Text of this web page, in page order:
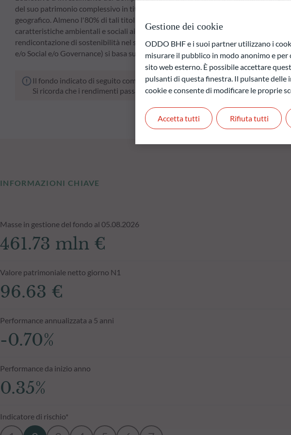
del suo patrimonio complessivo in titoli di debito emessi da società pubbliche o
geografico. Almeno l'80% di tali titoli di debito è denominato in euro. Il Fondo è un
caratteristiche ambientali e sociali ai sensi dell'articolo 8 (1) del regolamento (UE)
rendicontazione di sostenibilità nel settore dei servizi finanziari (il "regolamento
e/o Social e/o Governance) si basa sul modello proprietario di ODDO BHF AM.
Il fondo indicato di seguito comporta un rischio di perdita di capitale.
Si ricorda che i rendimenti passati non sono indicativi di quelli futuri e
INFORMAZIONI CHIAVE
Masse in gestione del fondo al 05.08.2026
461.73 mln €
Valore patrimoniale netto giorno N1
96.63 €
Performance annualizzata a 5 anni
-0.70%
Performance da inizio anno
0.35%
Indicatore di rischio*
Gestione dei cookie
ODDO BHF e i suoi partner utilizzano i
misurare il pubblico in modo anonimo e
sito web esterno. È possibile accettare
pulsanti di questa finestra. Il pulsante
cookie e consente di modificare le proprie
Rifiuta tutti
Accetta tutti